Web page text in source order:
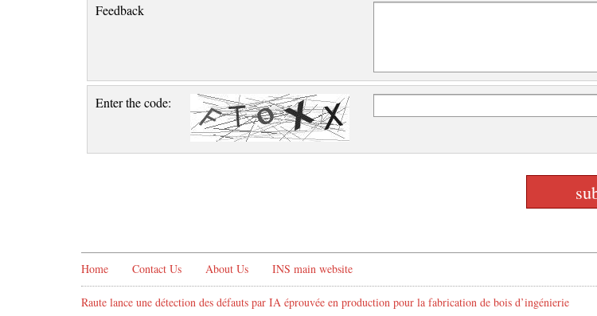
Feedback
Enter the code:
Home Contact Us About Us INS main website
Raute lance une détection des défauts par IA éprouvée en production pour la fabrication de bois d’ingénierie